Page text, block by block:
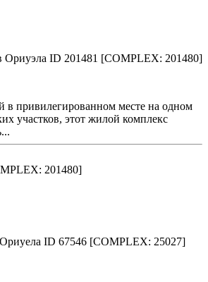
Ориуэла ID 201481 [COMPLEX: 201480]
в привилегированном месте на одном
участков, этот жилой комплекс
201480]
Ориуела ID 67546 [COMPLEX: 25027]